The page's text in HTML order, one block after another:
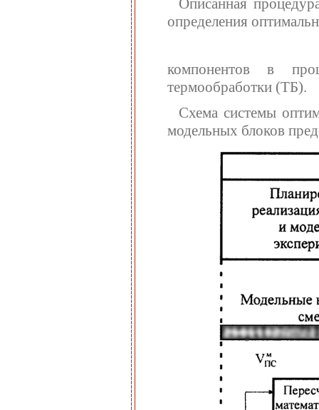
определения
компонентов в
термообработки (ТБ).
Схема системы
модельных блоков